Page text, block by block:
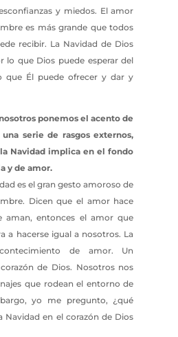
y miedos. El amor
es más grande que todos
recibir. La Navidad de Dios
lo que Dios puede esperar del
que Él puede ofrecer y dar y
ponemos el acento de
serie de rasgos externos,
Navidad implica en el fondo
y de amor.
es el gran gesto amoroso de
Dicen que el amor hace
aman, entonces el amor que
a hacerse igual a nosotros. La
de amor. Un
de Dios. Nosotros nos
que rodean el entorno de
yo me pregunto, ¿qué
Navidad en el corazón de Dios